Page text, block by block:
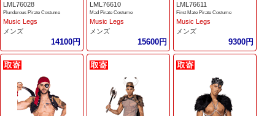
LML76028
Plunderous Pirate Costume
Music Legs
メンズ
14100円
LML76610
Mad Pirate Costume
Music Legs
メンズ
15600円
LML76611
First Mate Pirate Costume
Music Legs
メンズ
9300円